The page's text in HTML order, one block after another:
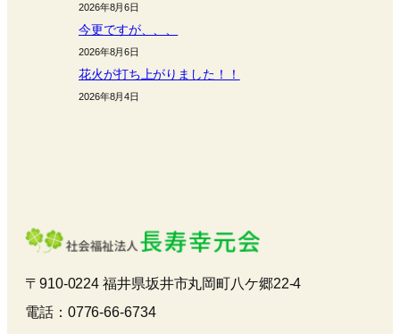
2026年8月6日
今更ですが、、、
2026年8月6日
花火が打ち上がりました！！
2026年8月4日
〒910-0224 福井県坂井市丸岡町八ケ郷22-4
電話：0776-66-6734